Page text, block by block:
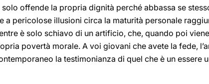
offende la propria dignità perché abbassa se
a pericolose illusioni circa la maturità personale
è solo schiavo di un artificio, che, quando poi
povertà morale. A voi giovani che avete la fede,
la testimonianza di quel che è un essere